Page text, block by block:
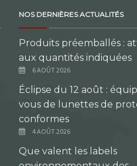
NOS DERNIÈRES ACTUALITÉS
Produits préemballés :
aux quantités indiquées
6 AOÛT 2026
Éclipse du 12 août :
vous de lunettes de
conformes
4 AOÛT 2026
Que valent les labels